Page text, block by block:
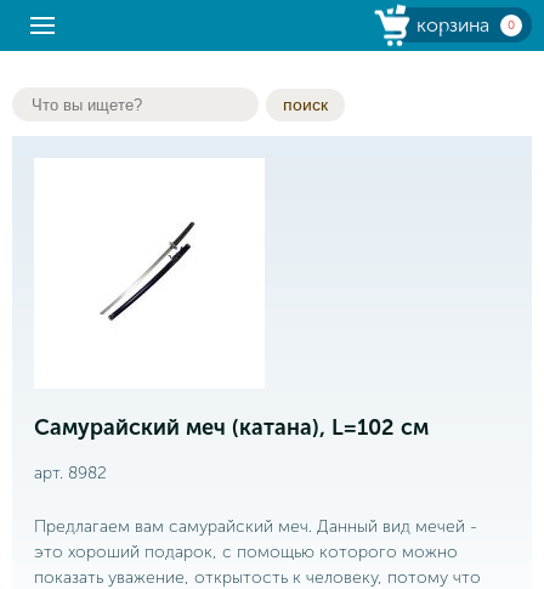
корзина 0
поиск
Самурайский меч (катана), L=102 см
арт. 8982
Предлагаем вам самурайский меч. Данный вид мечей -
это хороший подарок, с помощью которого можно
показать уважение, открытость к человеку, потому что